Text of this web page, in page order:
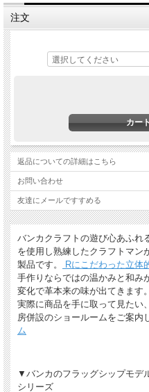
注文
返品についての詳細はこちら
お問い合わせ
友達にメールですすめる
バンカクラフトの遊び心あふれ
を使用し熟練したクラフトマン
製品です。
Rにこだわった立体
手作りならではの温かみと和み
変化で革本来の味が出てきます。
実際に商品を手に取って見たい
房併設のショールームをご案内
ム
▼バンカのフラッグシップモデ
シリーズ